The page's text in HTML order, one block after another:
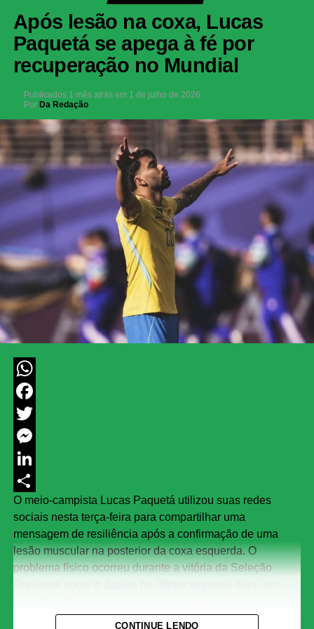
Após lesão na coxa, Lucas
Paquetá se apega à fé por
recuperação no Mundial
Publicados 1 mês atrás em 1 de julho de 2026
Por Da Redação
WhatsApp
Facebook
Twitter
Messenger
LinkedIn
Share
O meio-campista Lucas Paquetá utilizou suas redes
sociais nesta terça-feira para compartilhar uma
mensagem de resiliência após a confirmação de uma
lesão muscular na posterior da coxa esquerda. O
problema físico ocorreu durante a vitória da Seleção
passagens bíblicas focadas em superação e
CONTINUE LENDO